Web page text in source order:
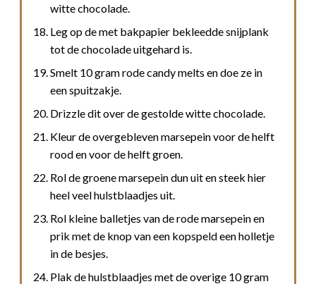
witte chocolade.
Leg op de met bakpapier bekleedde snijplank
tot de chocolade uitgehard is.
Smelt 10 gram rode candy melts en doe ze in
een spuitzakje.
Drizzle dit over de gestolde witte chocolade.
Kleur de overgebleven marsepein voor de helft
rood en voor de helft groen.
Rol de groene marsepein dun uit en steek hier
heel veel hulstblaadjes uit.
Rol kleine balletjes van de rode marsepein en
prik met de knop van een kopspeld een holletje
in de besjes.
Plak de hulstblaadjes met de overige 10 gram